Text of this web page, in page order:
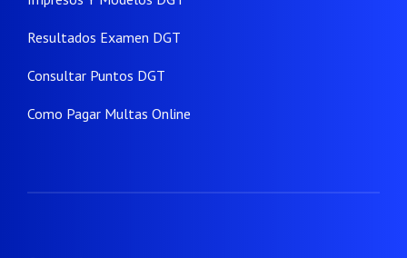
Resultados Examen DGT
Consultar Puntos DGT
Como Pagar Multas Online